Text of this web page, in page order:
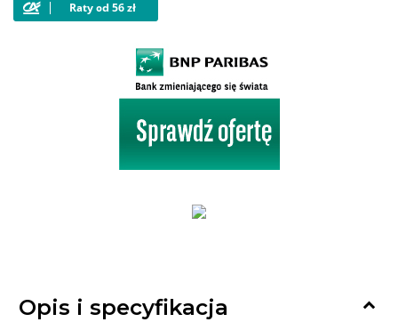
Opis i specyfikacja 